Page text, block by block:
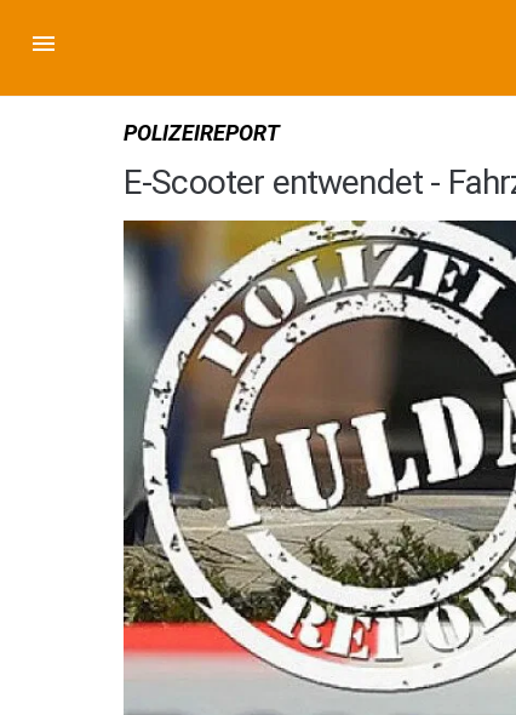
POLIZEIREPORT
E-Scooter entwendet -